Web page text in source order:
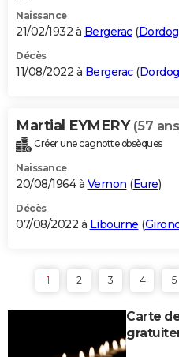
Naissance
21/02/1932 à Bergerac(
Décès
11/08/2022 à Bergerac(
Martial EYMERY (57
Créer une cagnotte obsèques
Naissance
20/08/1964 à Vernon (Eure)
Décès
07/08/2022 à Libourne (
1 2 3 4 5
Carte